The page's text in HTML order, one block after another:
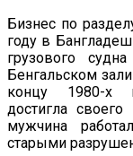
Бизнес по
году в Бангладеш
грузового
Бенгальском
концу 1980-х
достигла
мужчина
старыми